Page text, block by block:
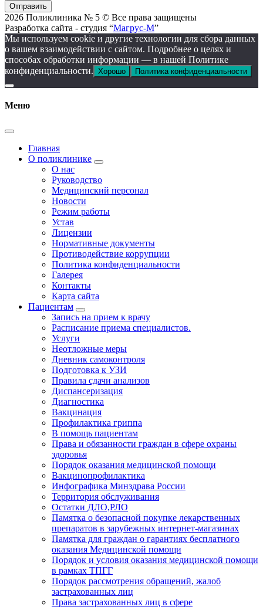
Отправить
2026 Поликлиника № 5 © Все права защищены
Разработка сайта - студия “Магрус-М”
Мы используем cookie и другие технологии для сбора данных
о вашем взаимодействии с сайтом. Подробнее о целях и
способах обработки информации — в нашей Политике
конфиденциальности. Хорошо Политика конфиденциальности
Меню
Главная
О поликлинике
О нас
Руководство
Медицинский персонал
Новости
Режим работы
Устав
Лицензии
Нормативные документы
Противодействие коррупции
Политика конфиденциальности
Галерея
Контакты
Карта сайта
Пациентам
Запись на прием к врачу
Расписание приема специалистов.
Услуги
Неотложные меры
Дневник самоконтроля
Подготовка к УЗИ
Правила сдачи анализов
Диспансеризация
Диагностика
Вакцинация
Профилактика гриппа
В помощь пациентам
Права и обязанности граждан в сфере охраны
здоровья
Порядок оказания медицинской помощи
Вакцинопрофилактика
Инфографика Минздрава России
Территория обслуживания
Остатки ДЛО,РЛО
Памятка о безопасной покупке лекарственных
препаратов в зарубежных интернет-магазинах
Памятка для граждан о гарантиях бесплатного
оказания Медицинской помощи
Порядок и условия оказания медицинской помощи
в рамках ТПГГ
Порядок рассмотрения обращений, жалоб
застрахованных лиц
Права застрахованных лиц в сфере